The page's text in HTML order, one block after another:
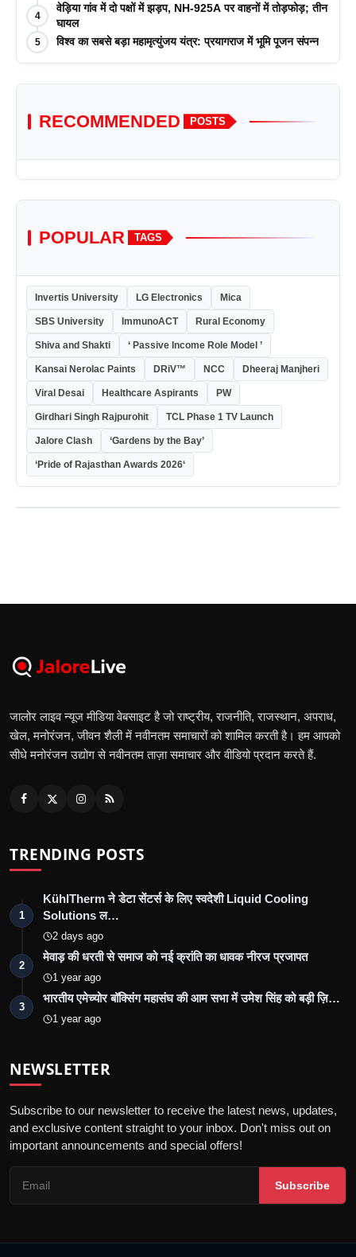
पत्रिकाओं में प्रकाशन रणनीतियों पर एक दिवसीय कार्यशाला का
आयोजन किया
4
वेड़िया गांव में दो पक्षों में झड़प, NH-925A पर वाहनों में तोड़फोड़; तीन
घायल
5 विश्व का सबसे बड़ा महामृत्युंजय यंत्र: प्रयागराज में भूमि पूजन संपन्न
RECOMMENDED POSTS
POPULAR TAGS
Invertis University LG Electronics Mica
SBS University ImmunoACT Rural Economy
Shiva and Shakti ‘ Passive Income Role Model ’
Kansai Nerolac Paints DRiV™ NCC Dheeraj Manjheri
Viral Desai Healthcare Aspirants PW
Girdhari Singh Rajpurohit TCL Phase 1 TV Launch
Jalore Clash ‘Gardens by the Bay’
‘Pride of Rajasthan Awards 2026‘
जालोर लाइव न्यूज मीडिया वेबसाइट है जो राष्ट्रीय, राजनीति, राजस्थान, अपराध,
खेल, मनोरंजन, जीवन शैली में नवीनतम समाचारों को शामिल करती है। हम आपको
सीधे मनोरंजन उद्योग से नवीनतम ताज़ा समाचार और वीडियो प्रदान करते हैं.
TRENDING POSTS
1
KühlTherm ने डेटा सेंटर्स के लिए स्वदेशी Liquid Cooling
Solutions ल…
2 days ago
2
मेवाड़ की धरती से समाज को नई क्रांति का धावक नीरज प्रजापत
1 year ago
3
भारतीय एमेच्योर बॉक्सिंग महासंघ की आम सभा में उमेश सिंह को बड़ी ज़ि…
1 year ago
NEWSLETTER
Subscribe to our newsletter to receive the latest news, updates,
and exclusive content straight to your inbox. Don't miss out on
important announcements and special offers!
Subscribe